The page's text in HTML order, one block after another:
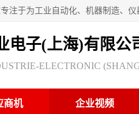
电子(上海)有限公
ELECTRONIC
商机 企业视频